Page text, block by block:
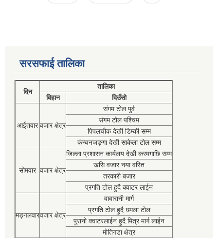
सरसफाई तालिका
दिन
तालिका
विहान
दिउँसो
आईतवार वजार क्षेत्र
संगम टोल पुर्व
संगम टोल पश्चिम
पिपलचौक देखी डिम्की सम्म
कंन्चनजङ्गा देखी साकेला टोल सम्म
सोमवार वजार क्षेत्र
जिल्ला प्रशासन कार्यलय देखी करमगाछि सम्म
खसि वजार नया वस्ति
तरकारी बजार
प्रगति टोल हुदै क्वाटर लाईन
मङ्गलवारवजार क्षेत्र
वावारानी मार्ग
प्रगति टोल हुदै धमला टोल
पुरानो क्वाटरलाईन हुदै मित्र मार्ग लाईन
मोतिगडा क्षेत्र